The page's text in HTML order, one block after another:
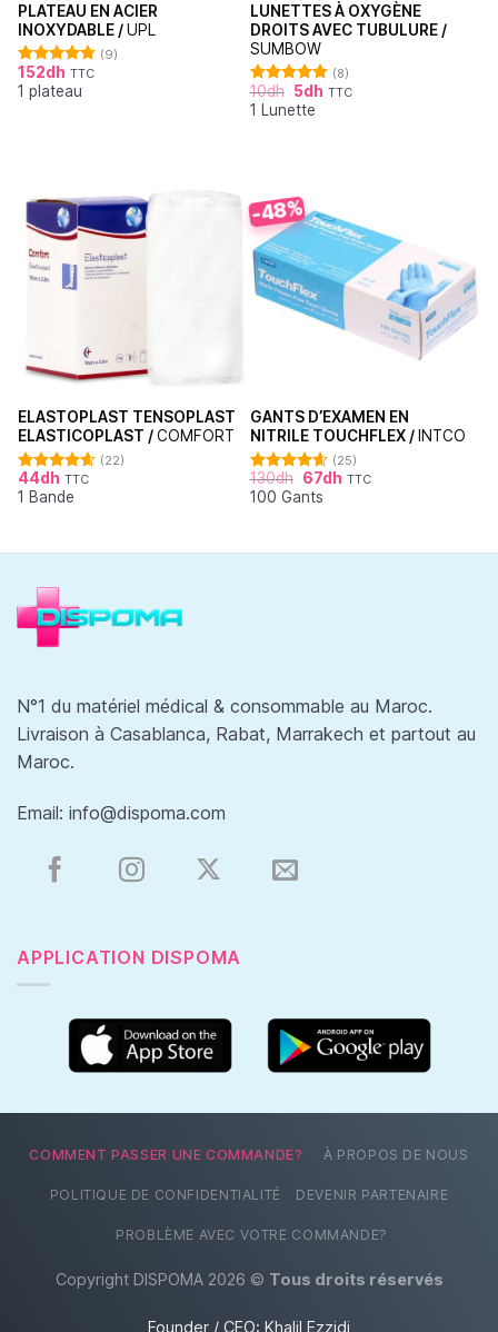
PLATEAU EN ACIER
INOXYDABLE /UPL
Note4.78
sur 5
(9)
152dh TTC
1 plateau
LUNETTES À OXYGÈNE
DROITS AVEC TUBULURE /
SUMBOW
Note
4.88
sur 5
(8)
10dh 5dh TTC
1 Lunette
ELASTOPLAST TENSOPLAST
ELASTICOPLAST /COMFORT
Note4.64
sur 5
(22)
44dh TTC
1 Bande
-48%
GANTS D’EXAMEN EN
NITRILE TOUCHFLEX / INTCO
Note4.60
sur 5
(25)
130dh 67dh TTC
100 Gants
N°1 du matériel médical & consommable au Maroc.
Livraison à Casablanca, Rabat, Marrakech et partout au
Maroc.
Email: info@dispoma.com
APPLICATION DISPOMA
COMMENT PASSER UNE COMMANDE? À PROPOS DE NOUS
POLITIQUE DE CONFIDENTIALITÉ DEVENIR PARTENAIRE
PROBLÈME AVEC VOTRE COMMANDE?
Copyright DISPOMA 2026 © Tous droits réservés
Founder / CEO: Khalil Ezzidi